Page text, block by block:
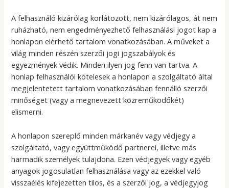
A felhasználó kizárólag korlátozott, nem kizárólagos, át nem
ruházható, nem engedményezhető felhasználási jogot kap a
honlapon elérhető tartalom vonatkozásában. A műveket a
világ minden részén szerzői jogi jogszabályok és
egyezmények védik. Minden ilyen jog fenn van tartva. A
honlap felhasználói kötelesek a honlapon a szolgáltató által
megjelentetett tartalom vonatkozásában fennálló szerzői
minőséget (vagy a megnevezett közreműködőkét)
elismerni.
A honlapon szereplő minden márkanév vagy védjegy a
szolgáltató, vagy együttműködő partnerei, illetve más
harmadik személyek tulajdona. Ezen védjegyek vagy egyéb
anyagok jogosulatlan felhasználása vagy az ezekkel való
visszaélés kifejezetten tilos, és a szerzői jog, a védjegyjog